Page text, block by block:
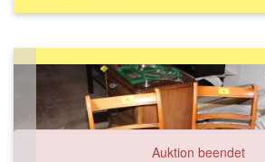
Auktion beendet